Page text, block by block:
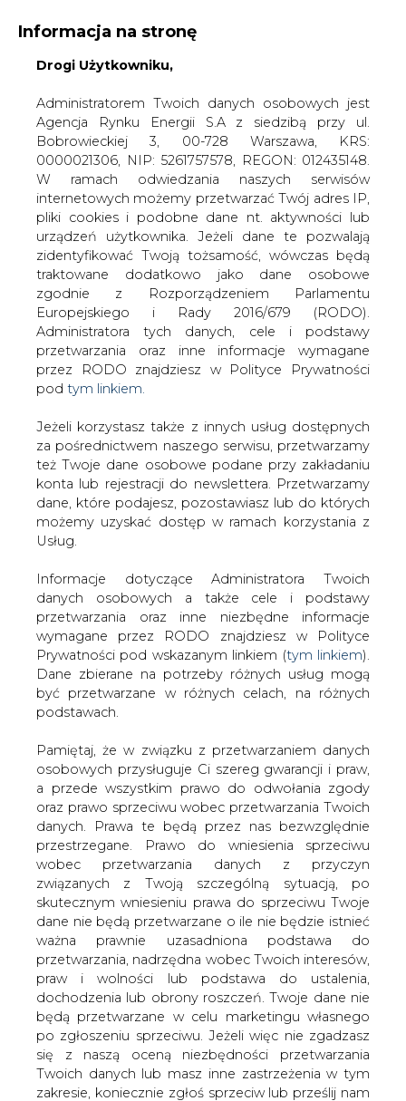
KONTAKT:
WYDAWCA PORTALU:
WYSOKI KONTRAST WIELKOŚĆ TEKSTU A A
ZALOGUJ SIĘ
WŁĄCZ CIRE.TV
Informacja na stronę
Drogi Użytkowniku,
Administratorem Twoich danych osobowych jest
Agencja Rynku Energii S.A z siedzibą przy ul.
Bobrowieckiej 3, 00-728 Warszawa, KRS:
0000021306, NIP: 5261757578, REGON: 012435148.
W ramach odwiedzania naszych serwisów
internetowych możemy przetwarzać Twój adres IP,
pliki cookies i podobne dane nt. aktywności lub
urządzeń użytkownika. Jeżeli dane te pozwalają
zidentyfikować Twoją tożsamość, wówczas będą
traktowane dodatkowo jako dane osobowe
zgodnie z Rozporządzeniem Parlamentu
Europejskiego i Rady 2016/679 (RODO).
Administratora tych danych, cele i podstawy
przetwarzania oraz inne informacje wymagane
przez RODO znajdziesz w Polityce Prywatności
pod tym linkiem.
Jeżeli korzystasz także z innych usług dostępnych
za pośrednictwem naszego serwisu, przetwarzamy
też Twoje dane osobowe podane przy zakładaniu
konta lub rejestracji do newslettera. Przetwarzamy
dane, które podajesz, pozostawiasz lub do których
możemy uzyskać dostęp w ramach korzystania z
Usług.
Informacje dotyczące Administratora Twoich
danych osobowych a także cele i podstawy
przetwarzania oraz inne niezbędne informacje
wymagane przez RODO znajdziesz w Polityce
Prywatności pod wskazanym linkiem (tym linkiem).
Dane zbierane na potrzeby różnych usług mogą
być przetwarzane w różnych celach, na różnych
podstawach.
Pamiętaj, że w związku z przetwarzaniem danych
osobowych przysługuje Ci szereg gwarancji i praw,
a przede wszystkim prawo do odwołania zgody
oraz prawo sprzeciwu wobec przetwarzania Twoich
danych. Prawa te będą przez nas bezwzględnie
przestrzegane. Prawo do wniesienia sprzeciwu
wobec przetwarzania danych z przyczyn
związanych z Twoją szczególną sytuacją, po
skutecznym wniesieniu prawa do sprzeciwu Twoje
dane nie będą przetwarzane o ile nie będzie istnieć
ważna prawnie uzasadniona podstawa do
przetwarzania, nadrzędna wobec Twoich interesów,
praw i wolności lub podstawa do ustalenia,
dochodzenia lub obrony roszczeń. Twoje dane nie
będą przetwarzane w celu marketingu własnego
po zgłoszeniu sprzeciwu. Jeżeli więc nie zgadzasz
się z naszą oceną niezbędności przetwarzania
Twoich danych lub masz inne zastrzeżenia w tym
zakresie, koniecznie zgłoś sprzeciw lub prześlij nam
Strona główna SERWIS INFORMACYJNY CIRE 24
o Elektrim
2001-04-05 00:00
skomentuj
udostępnij:
Bój o Elektrim
Na wczorajszej sesji giełdowej akcje
Elektrimu przez cały dzień cieszyły się
bardzo dużym wzięciem. Obroty
przekroczyły 98 mln zł.
Podobnie jak dzień wcześniej, dużej podaży akcji
Elektrimu odpowiedział znaczny popyt. Wartość
walorów mimo to nie wzrastała. Na rynku zaczęły krążyć
pogłoski, że kilka instytucji finansowych skupowało akcje
Elektrimu na zlecenie dużych akcjonariuszy.
Prawdopodobnie przed zaplanowanym na 20 kwietnia
NWZA spółki, akcje będą skupowali udziałowcy
Elektrimu. Wiadomo, że na NWZA niezbędne będą
znaczne udziały, aby akcjonariusze mogli przeforsować
popierane przez siebie kandydatury do rady nadzorczej.